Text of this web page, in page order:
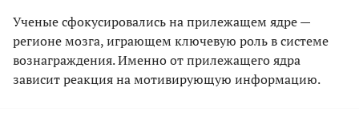
Ученые сфокусировались на прилежащем ядре —
регионе мозга, играющем ключевую роль в системе
вознаграждения. Именно от прилежащего ядра
зависит реакция на мотивирующую информацию.